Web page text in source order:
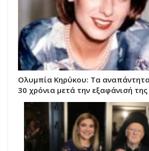
Ολυμπία Κηρύκου: Τα
30 χρόνια μετά την εξαφάνισή